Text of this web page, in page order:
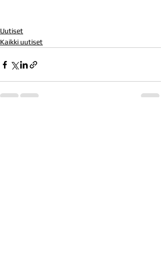
Uutiset
Kaikki uutiset